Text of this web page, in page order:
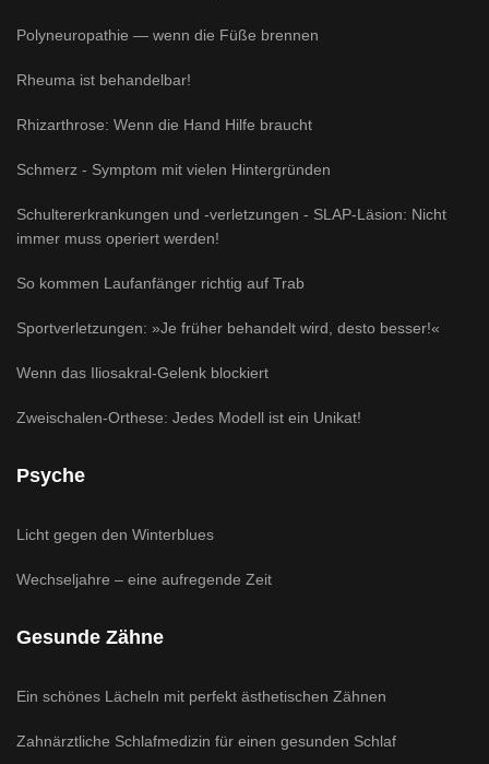
Polyneuropathie — wenn die Füße brennen
Rheuma ist behandelbar!
Rhizarthrose: Wenn die Hand Hilfe braucht
Schmerz - Symptom mit vielen Hintergründen
Schultererkrankungen und -verletzungen - SLAP-Läsion: Nicht
immer muss operiert werden!
So kommen Laufanfänger richtig auf Trab
Sportverletzungen: »Je früher behandelt wird, desto besser!«
Wenn das Iliosakral-Gelenk blockiert
Zweischalen-Orthese: Jedes Modell ist ein Unikat!
Psyche
Licht gegen den Winterblues
Wechseljahre – eine aufregende Zeit
Gesunde Zähne
Ein schönes Lächeln mit perfekt ästhetischen Zähnen
Zahnärztliche Schlafmedizin für einen gesunden Schlaf